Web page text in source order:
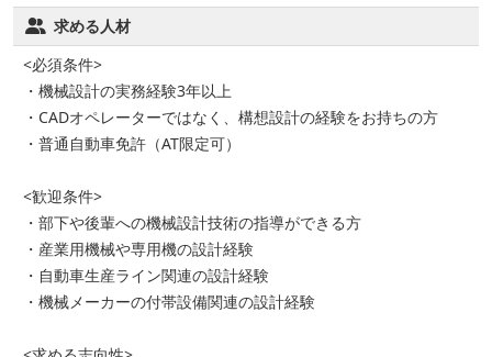
求める人材
<必須条件>
・機械設計の実務経験3年以上
・CADオペレーターではなく、構想設計の経験をお持ちの方
・普通自動車免許（AT限定可）
<歓迎条件>
・部下や後輩への機械設計技術の指導ができる方
・産業用機械や専用機の設計経験
・自動車生産ライン関連の設計経験
・機械メーカーの付帯設備関連の設計経験